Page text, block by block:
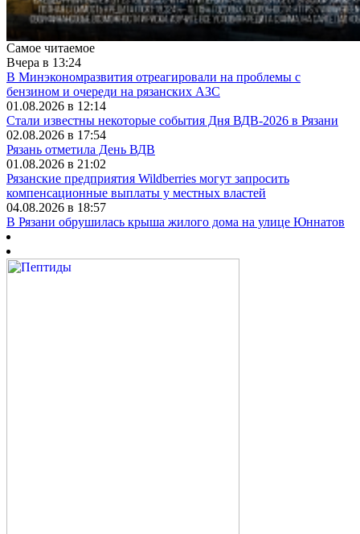
Самое читаемое
Вчера в 13:24
В Минэкономразвития отреагировали на проблемы с
бензином и очереди на рязанских АЗС
01.08.2026 в 12:14
Стали известны некоторые события Дня ВДВ-2026 в Рязани
02.08.2026 в 17:54
Рязань отметила День ВДВ
01.08.2026 в 21:02
Рязанские предприятия Wildberries могут запросить
компенсационные выплаты у местных властей
04.08.2026 в 18:57
В Рязани обрушилась крыша жилого дома на улице Юннатов